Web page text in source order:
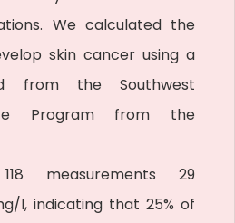
We calculated the
skin cancer using a
from the Southwest
Program from the
measurements 29
l, indicating that 25% of